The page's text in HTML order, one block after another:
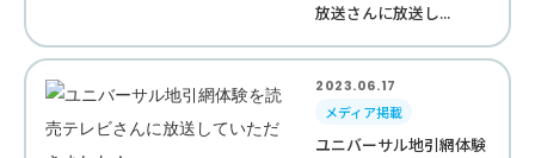
放送さんに放送し...
2023.06.17
メディア掲載
ユニバーサル地引網体験